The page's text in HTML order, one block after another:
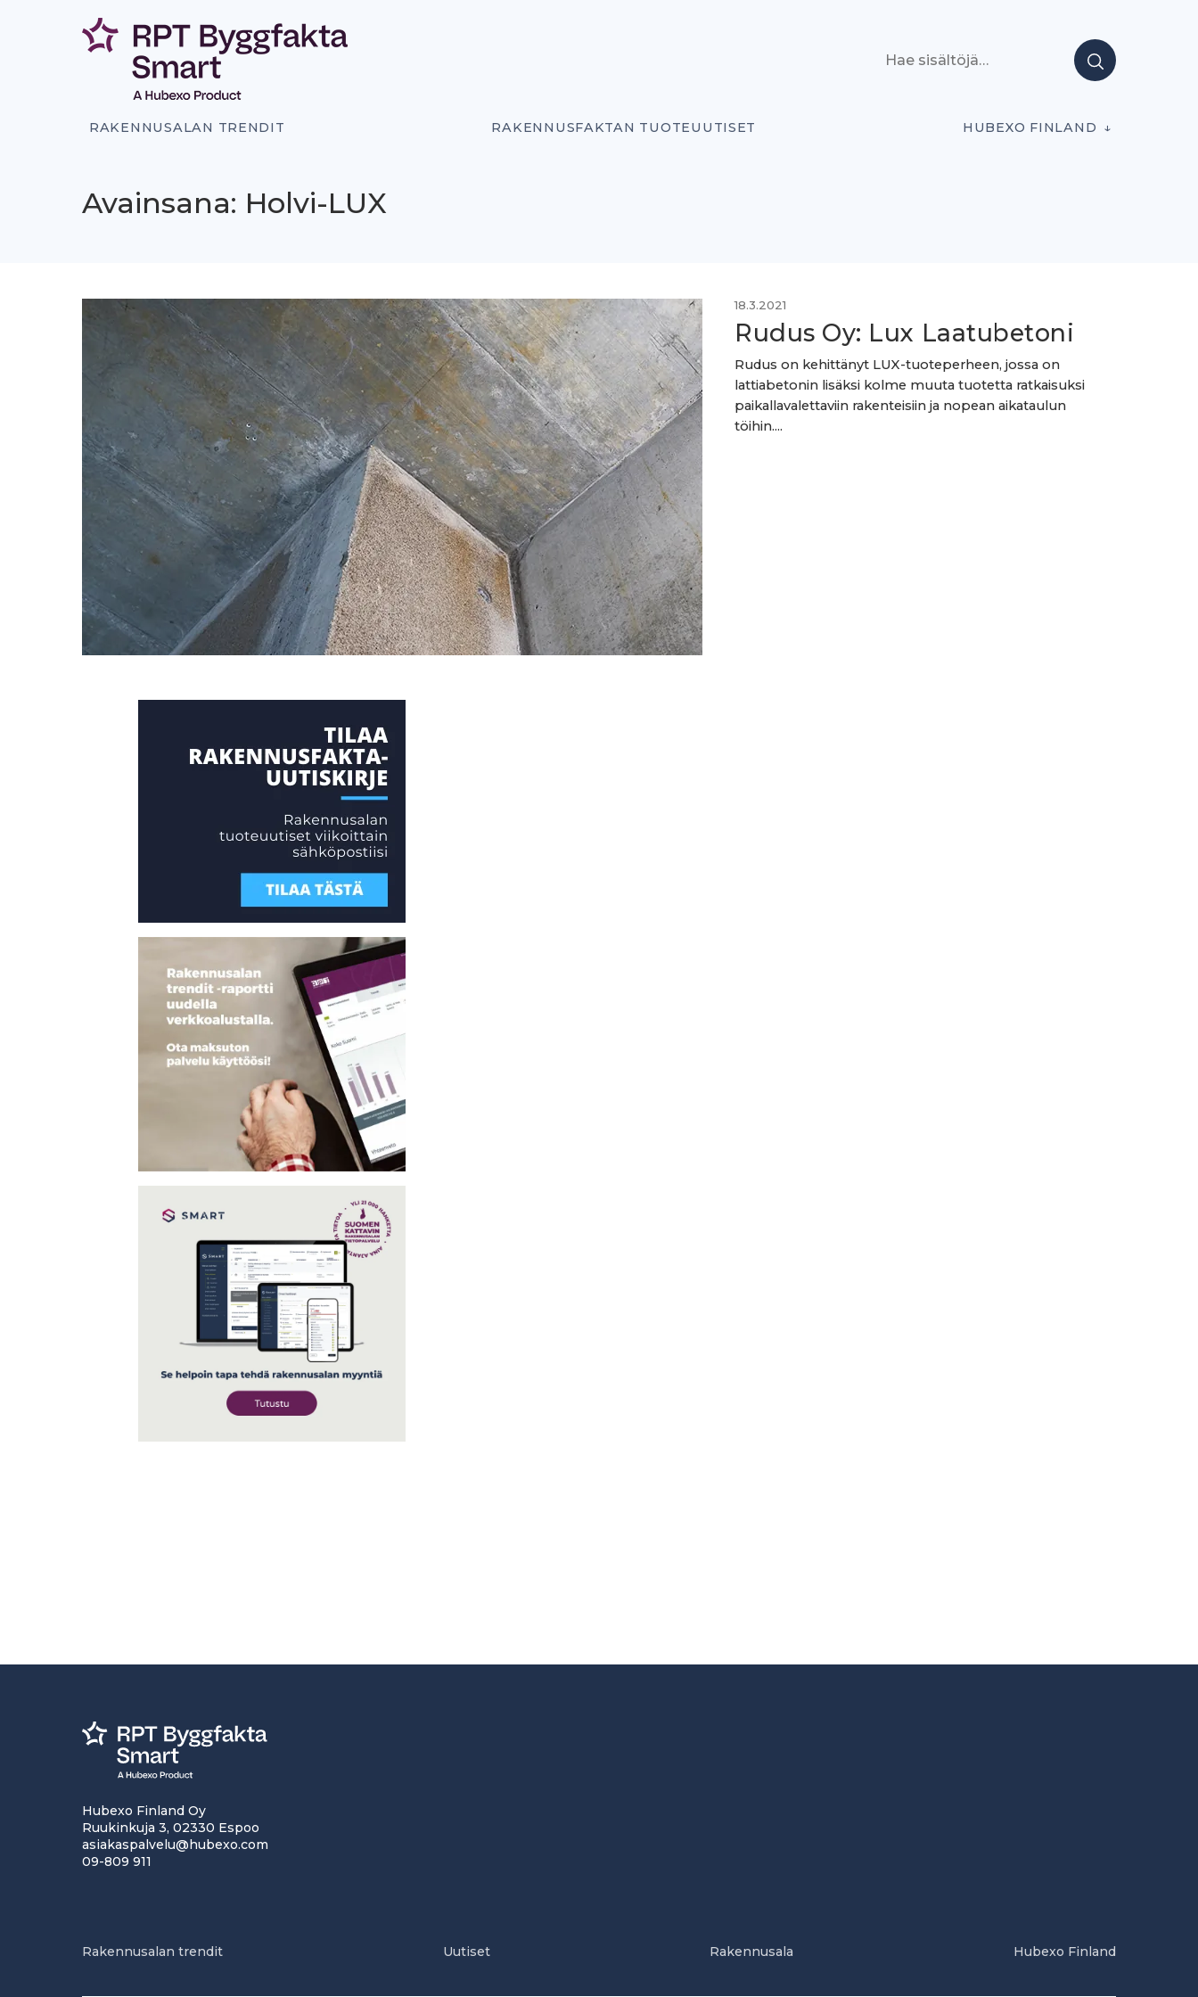
RAKENNUSALAN TRENDIT RAKENNUSFAKTAN TUOTEUUTISET HUBEXO FINLAND
Avainsana: Holvi-LUX
18.3.2021
Rudus Oy: Lux Laatubetoni
Rudus on kehittänyt LUX-tuoteperheen, jossa on
lattiabetonin lisäksi kolme muuta tuotetta ratkaisuksi
paikallavalettaviin rakenteisiin ja nopean aikataulun
töihin....
Hubexo Finland Oy
Ruukinkuja 3, 02330 Espoo
asiakaspalvelu@hubexo.com
09-809 911
Rakennusalan trendit Uutiset Rakennusala Hubexo Finland